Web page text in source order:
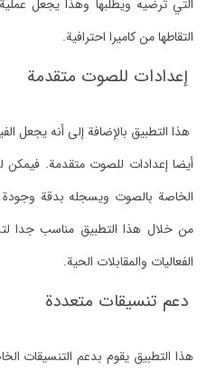
التي ترضيه ويطلبها وهذا يجعل
التقاطها من كاميرا احترافية.
إعدادات للصوت متقدمة
هذا التطبيق بالإضافة إلى أنه يجعل
أيضا إعدادات للصوت متقدمة.
الخاصة بالصوت ويسجله بدقة وجودة
من خلال هذا التطبيق مناسب جدا
الفعاليات والمقابلات الحية.
دعم تنسيقات متعددة
هذا التطبيق يقوم بدعم التنسيقات